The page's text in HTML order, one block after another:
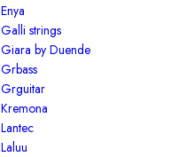
Enya
Galli strings
Giara by Duende
Grbass
Grguitar
Kremona
Lantec
Laluu